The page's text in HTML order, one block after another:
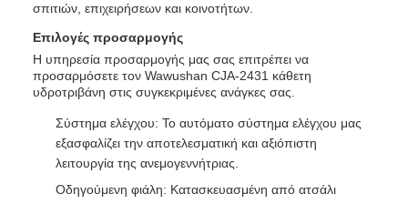
σπιτιών, επιχειρήσεων και κοινοτήτων.
Επιλογές προσαρμογής
Η υπηρεσία προσαρμογής μας σας επιτρέπει να
προσαρμόσετε τον Wawushan CJA-2431 κάθετη
υδροτριβάνη στις συγκεκριμένες ανάγκες σας.
Σύστημα ελέγχου: Το αυτόματο σύστημα ελέγχου μας
εξασφαλίζει την αποτελεσματική και αξιόπιστη
λειτουργία της ανεμογεννήτριας.
Οδηγούμενη φιάλη: Κατασκευασμένη από ατσάλι